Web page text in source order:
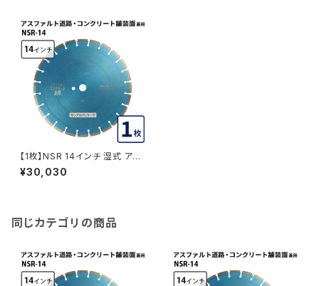
【1枚】NSR 14インチ 湿式 アス
ファルト道路・コンクリート舗装
面兼用 一般道路カッター専用 n
¥30,030
同じカテゴリの商品